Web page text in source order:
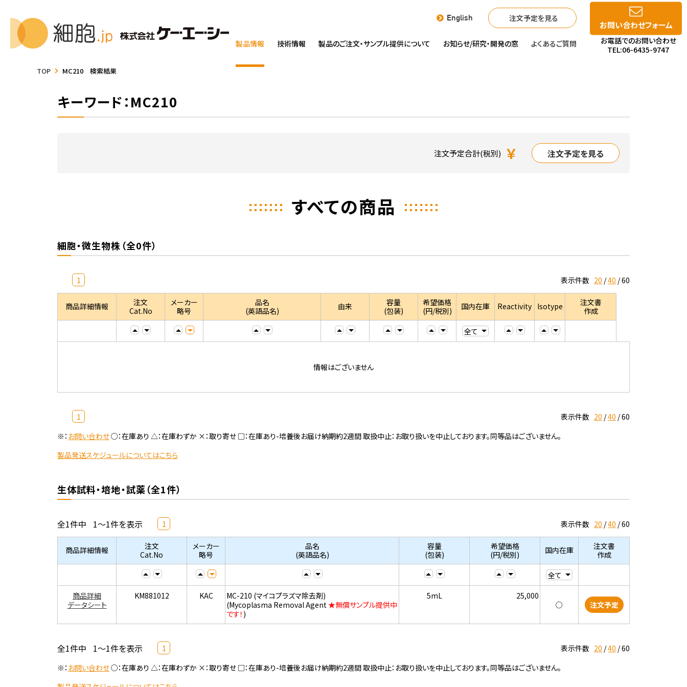
English 注文予定を見る
製品情報 技術情報 製品のご注文・サンプル提供について お知らせ/研究・開発の窓 よくあるご質問
お問い合わせフォーム
お電話でのお問い合わせ
TEL:06-6435-9747
TOP MC210 検索結果
キーワード：MC210
注文予定合計(税別) ￥ 注文予定を見る
すべての商品
細胞・微生物株（全0件）
1 表示件数 20 40 60
商品詳細情報
注文
Cat.No
メーカー
略号
品名
(英語品名)
由来
容量
(包装)
希望価格
(円/税別)
国内在庫 Reactivity Isotype
注文書
作成
情報はございません
1 表示件数 20 40 60
※： お問い合わせ○：在庫あり △：在庫わずか ×：取り寄せ □：在庫あり-培養後お届け納期約2週間 取扱中止：お取り扱いを中止しております。同等品はございません。
製品発送スケジュールについてはこちら
生体試料・培地・試薬（全1件）
全1件中 1～1件を表示 1 表示件数 20 40 60
商品詳細情報
注文
Cat.No
メーカー
略号
品名
(英語品名)
容量
(包装)
希望価格
(円/税別)
国内在庫
注文書
作成
商品詳細
データシート
KM881012 KAC
MC-210 (マイコプラズマ除去剤)
(Mycoplasma Removal Agent★無償サンプル提供中
です！ )
5mL
25,000
○
注文予定
全1件中 1～1件を表示 1 表示件数 20 40 60
※： お問い合わせ○：在庫あり △：在庫わずか ×：取り寄せ □：在庫あり-培養後お届け納期約2週間 取扱中止：お取り扱いを中止しております。同等品はございません。